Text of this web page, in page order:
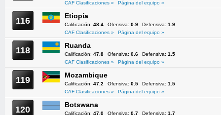
CAF Clasificaciones »
Página del equipo »
116 Etiopía
Calificación: 48.4 Ofensiva: 0.9 Defensiva: 1.9
CAF Clasificaciones »
Página del equipo »
118 Ruanda
Calificación: 47.8 Ofensiva: 0.6 Defensiva: 1.5
CAF Clasificaciones »
Página del equipo »
119 Mozambique
Calificación: 47.2 Ofensiva: 0.5 Defensiva: 1.5
CAF Clasificaciones »
Página del equipo »
120 Botswana
Calificación: 47.0 Ofensiva: 0.7 Defensiva: 1.7